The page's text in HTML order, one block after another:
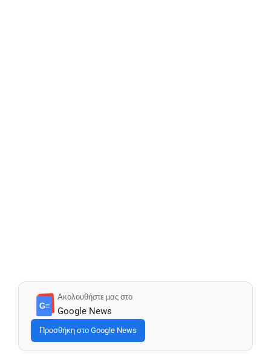
G≡
Ακολουθήστε μας στο
Google News
Προσθήκη στο Google News